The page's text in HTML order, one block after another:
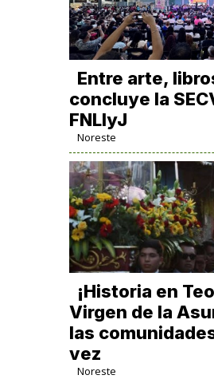
Entre arte,
concluye la
FNLIyJ
Noreste
​¡Historia en
Virgen de la
las
vez
Noreste